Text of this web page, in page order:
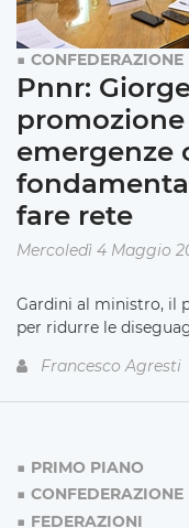
CONFEDERAZIONE
Pnnr:
emergenze
fare rete
Mercoledì 4 Maggio
Gardini al ministro, il
per ridurre le
Francesco Agresti
PRIMO PIANO
CONFEDERAZIONE
FEDERAZIONI